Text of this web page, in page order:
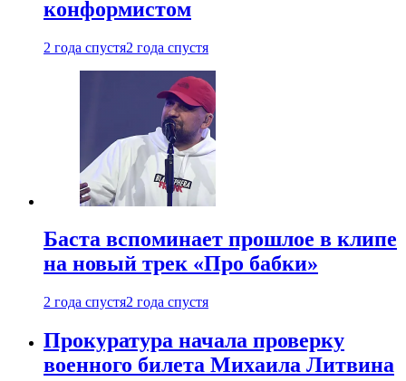
конформистом
2 года спустя2 года спустя
Баста вспоминает прошлое в клипе
на новый трек «Про бабки»
2 года спустя2 года спустя
Прокуратура начала проверку
военного билета Михаила Литвина